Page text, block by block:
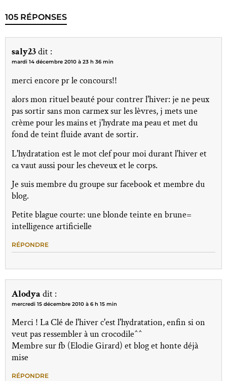
105 RÉPONSES
saly23dit :
mardi 14 décembre 2010 à 23 h 36 min
merci encore pr le concours!!
alors mon rituel beauté pour contrer l'hiver: je ne peux
pas sortir sans mon carmex sur les lèvres, j mets une
crème pour les mains et j'hydrate ma peau et met du
fond de teint fluide avant de sortir.
L'hydratation est le mot clef pour moi durant l'hiver et
ca vaut aussi pour les cheveux et le corps.
Je suis membre du groupe sur facebook et membre du
blog.
Petite blague courte: une blonde teinte en brune=
intelligence artificielle
RÉPONDRE
Alodya dit :
mercredi 15 décembre 2010 à 6 h 15 min
Merci ! La Clé de l'hiver c'est l'hydratation, enfin si on
veut pas ressembler à un crocodile^^
Membre sur fb (Elodie Girard) et blog et honte déjà
mise
RÉPONDRE